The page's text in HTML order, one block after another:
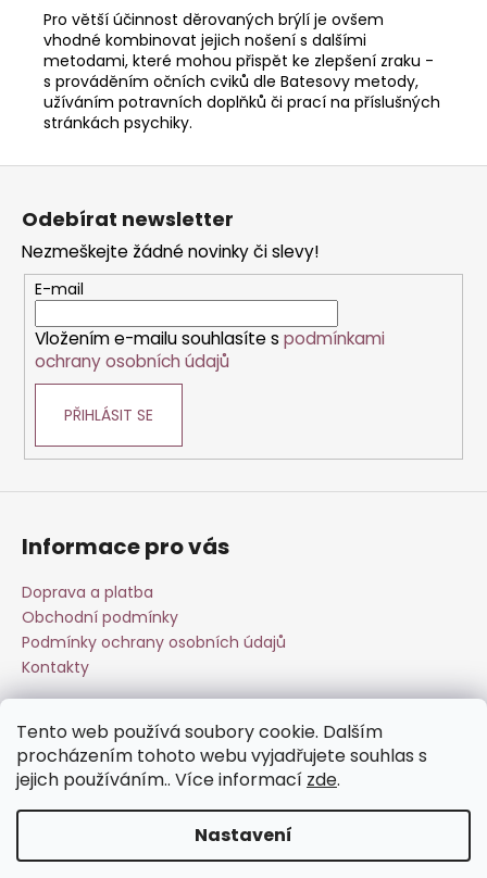
Tento web používá soubory cookie. Dalším
procházením tohoto webu vyjadřujete souhlas s
jejich používáním.. Více informací zde.
Nastavení
Pro větší účinnost děrovaných brýlí je ovšem
vhodné kombinovat jejich nošení s dalšími
metodami, které mohou přispět ke zlepšení zraku -
s prováděním očních cviků dle Batesovy metody,
užíváním potravních doplňků či prací na příslušných
stránkách psychiky.
Z
Odebírat newsletter
Nezmeškejte žádné novinky či slevy!
E-mail
Vložením e-mailu souhlasíte s podmínkami
ochrany osobních údajů
PŘIHLÁSIT SE
Informace pro vás
Doprava a platba
Obchodní podmínky
Podmínky ochrany osobních údajů
Kontakty
Přijímáme online platby